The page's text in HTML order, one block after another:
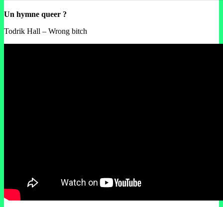
Un hymne queer ?
Todrik Hall – Wrong bitch